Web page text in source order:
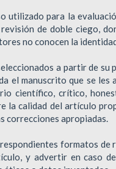
utilizado para la
revisión de doble ciego,
no conocen la
a partir de
el manuscrito que se les
científico, crítico,
la calidad del artículo
correcciones apropiadas.
formatos de
y advertir en caso